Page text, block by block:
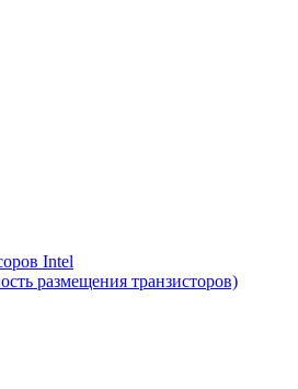
Intel
размещения транзисторов)